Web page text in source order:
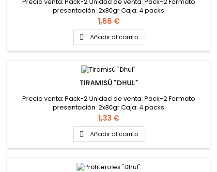
presentación: 2x80gr Caja: 4 packs
Precio
1,66 €
 Añadir al carrito
TIRAMISÚ "DHUL"
Precio venta: Pack-2 Unidad de venta: Pack-2 Formato
presentación: 2x80gr Caja: 4 packs
Precio
1,33 €
 Añadir al carrito